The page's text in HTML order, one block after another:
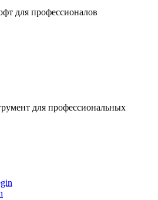
для профессионалов
для профессиональных